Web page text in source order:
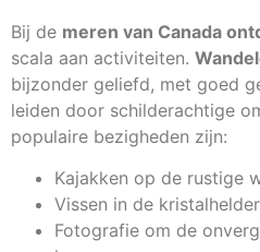
Bij de meren van Canada
scala aan activiteiten.
bijzonder geliefd, met goed
leiden door schilderachtige
populaire bezigheden zijn:
Kajakken op de rustige
Vissen in de
Fotografie om de